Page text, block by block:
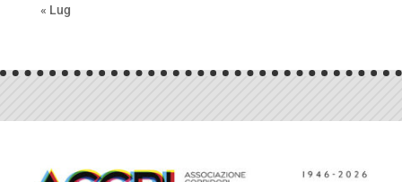
« Lug